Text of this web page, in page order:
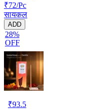
₹72/Pc
सायकल
ADD
28%
OFF
₹93.5